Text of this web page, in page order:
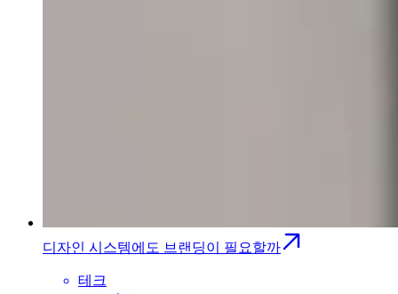
디자인 시스템에도 브랜딩이 필요할까
테크